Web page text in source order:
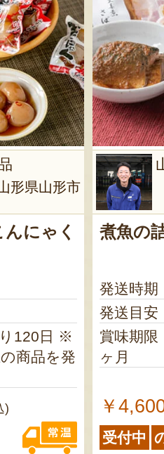
形県山形市
にゃく
日 ※
商品を発
)
煮魚の
発送時期
発送目安
賞味期限
ヶ月
￥
受付中